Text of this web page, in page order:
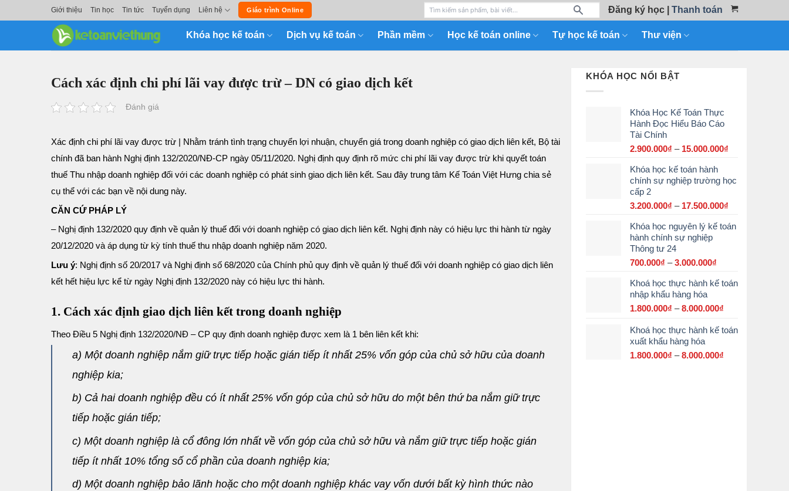
Giới thiệu Tin học Tin tức Tuyển dụng Liên hệ Giáo trình Online Đăng ký học| Thanh toán
Khóa học kế toán Dịch vụ kế toán Phần mềm Học kế toán online Tự học kế toán Thư viện
Cách xác định chi phí lãi vay được trừ – DN có giao dịch kết
Đánh giá
Xác định chi phí lãi vay được trừ | Nhằm tránh tình trạng chuyển lợi nhuận, chuyển giá trong doanh nghiệp có giao dịch liên kết, Bộ tài
chính đã ban hành Nghị định 132/2020/NĐ-CP ngày 05/11/2020. Nghị định quy định rõ mức chi phí lãi vay được trừ khi quyết toán
thuế Thu nhập doanh nghiệp đối với các doanh nghiệp có phát sinh giao dịch liên kết. Sau đây trung tâm Kế Toán Việt Hưng chia sẻ
cụ thể với các bạn về nội dung này.
CĂN CỨ PHÁP LÝ
– Nghị định 132/2020 quy định về quản lý thuế đối với doanh nghiệp có giao dịch liên kết. Nghị định này có hiệu lực thi hành từ ngày
20/12/2020 và áp dụng từ kỳ tính thuế thu nhập doanh nghiệp năm 2020.
Lưu ý: Nghị định số 20/2017 và Nghị định số 68/2020 của Chính phủ quy định về quản lý thuế đối với doanh nghiệp có giao dịch liên
kết hết hiệu lực kể từ ngày Nghị định 132/2020 này có hiệu lực thi hành.
1. Cách xác định giao dịch liên kết trong doanh nghiệp
Theo Điều 5 Nghị định 132/2020/NĐ – CP quy định doanh nghiệp được xem là 1 bên liên kết khi:
a) Một doanh nghiệp nắm giữ trực tiếp hoặc gián tiếp ít nhất 25% vốn góp của chủ sở hữu của doanh
nghiệp kia;
b) Cả hai doanh nghiệp đều có ít nhất 25% vốn góp của chủ sở hữu do một bên thứ ba nắm giữ trực
tiếp hoặc gián tiếp;
c) Một doanh nghiệp là cổ đông lớn nhất về vốn góp của chủ sở hữu và nắm giữ trực tiếp hoặc gián
tiếp ít nhất 10% tổng số cổ phần của doanh nghiệp kia;
d) Một doanh nghiệp bảo lãnh hoặc cho một doanh nghiệp khác vay vốn dưới bất kỳ hình thức nào
KHÓA HỌC NỔI BẬT
Khóa Học Kế Toán Thực
Hành Đọc Hiểu Báo Cáo
Tài Chính
2.900.000₫ – 15.000.000₫
2.900.000₫
Khóa học kế toán hành
chính sự nghiệp trường học
cấp 2
3.200.000₫ – 17.500.000₫
từ
Khóa học nguyên lý kế toán
hành chính sự nghiệp
Thông tư 24
700.000₫ – 3.000.000₫
từ
đến
Khoá học thực hành kế toán
nhập khẩu hàng hóa
1.800.000₫ – 8.000.000₫
từ
Khoá học thực hành kế toán
xuất khẩu hàng hóa
1.800.000₫ – 8.000.000₫